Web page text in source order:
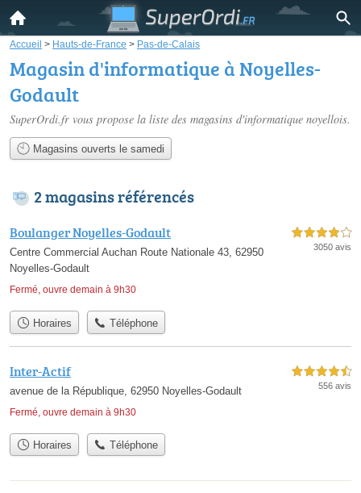
Accueil > Hauts-de-France > Pas-de-Calais
Magasin d'informatique à Noyelles-
Godault
SuperOrdi.fr vous propose la liste des magasins d'informatique noyellois.
Magasins ouverts le samedi
2 magasins référencés
Boulanger Noyelles-Godault
Centre Commercial Auchan Route Nationale 43, 62950
Noyelles-Godault
Fermé, ouvre demain à 9h30
4,0 étoiles sur 5
3050 avis
Horaires Téléphone
Inter-Actif
avenue de la République, 62950 Noyelles-Godault
Fermé, ouvre demain à 9h30
4,5 étoiles sur 5
556 avis
Horaires Téléphone